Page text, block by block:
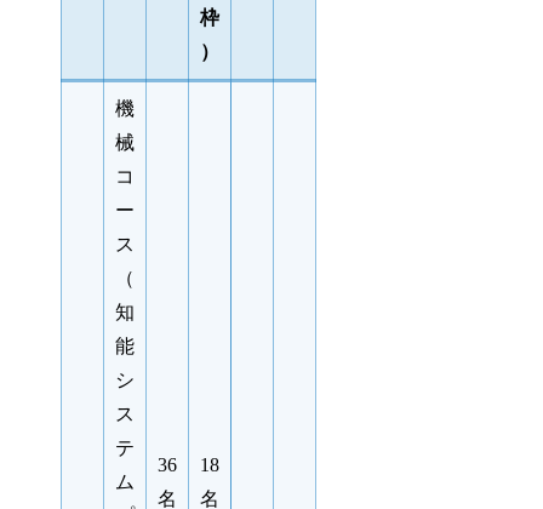
枠
）
機
械
コ
ー
ス
（
知
能
シ
ス
テ
ム
36
名
18
名